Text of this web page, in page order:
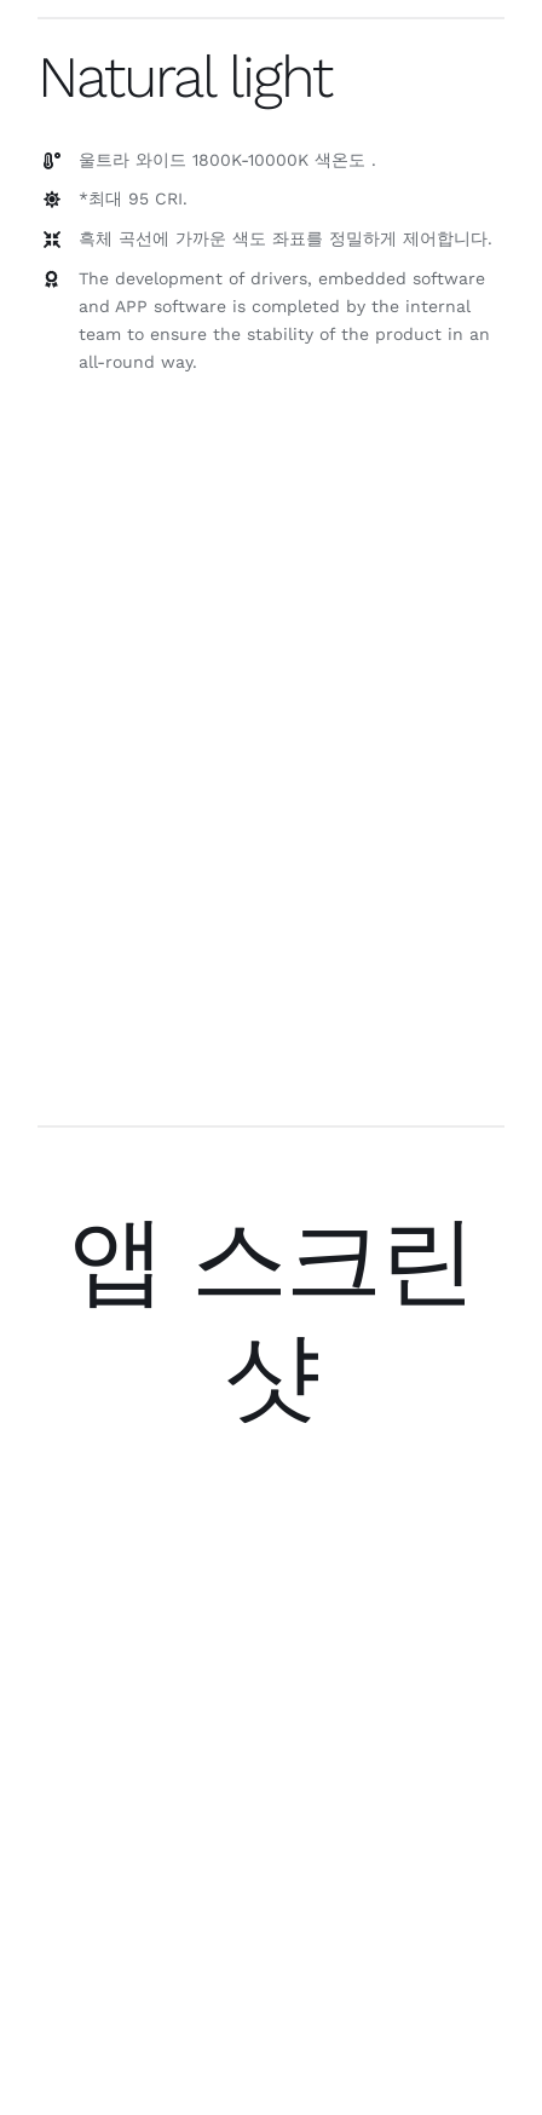
Natural light
울트라 와이드 1800K-10000K 색온도 .
*최대 95 CRI.
흑체 곡선에 가까운 색도 좌표를 정밀하게 제어합니다.
The development of drivers, embedded software
and APP software is completed by the internal
team to ensure the stability of the product in an
all-round way.
앱 스크린
샷